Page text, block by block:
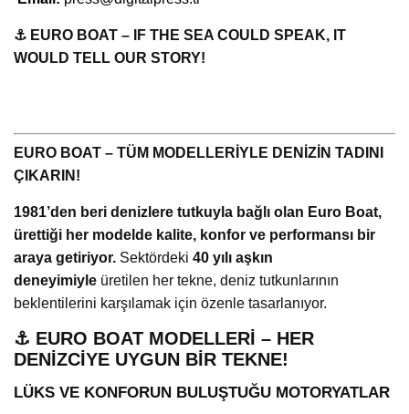
⚓ EURO BOAT – IF THE SEA COULD SPEAK, IT
WOULD TELL OUR STORY!
EURO BOAT – TÜM MODELLERİYLE DENİZİN TADINI
ÇIKARIN!
1981’den beri denizlere tutkuyla bağlı olan Euro Boat,
ürettiği her modelde kalite, konfor ve performansı bir
araya getiriyor. Sektördeki 40 yılı aşkın
deneyimiyle üretilen her tekne, deniz tutkunlarının
beklentilerini karşılamak için özenle tasarlanıyor.
⚓ EURO BOAT MODELLERİ – HER
DENİZCİYE UYGUN BİR TEKNE!
LÜKS VE KONFORUN BULUŞTUĞU MOTORYATLAR